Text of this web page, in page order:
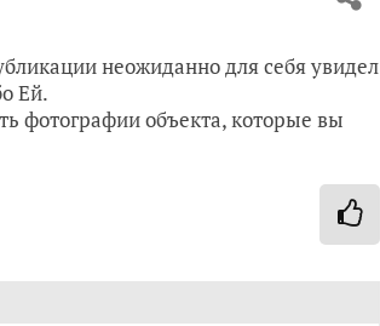
неожиданно для себя увидел
Ей.
фотографии объекта, которые вы